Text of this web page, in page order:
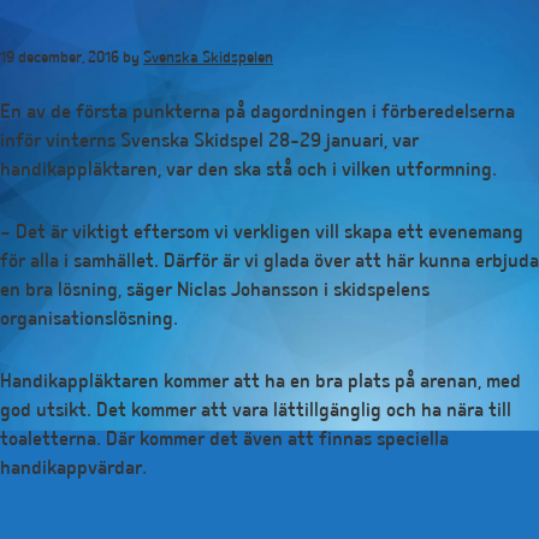
huvudinnehåll
19 december, 2016 by Svenska Skidspelen
En av de första punkterna på dagordningen i förberedelserna
inför vinterns Svenska Skidspel 28-29 januari, var
handikappläktaren, var den ska stå och i vilken utformning.
– Det är viktigt eftersom vi verkligen vill skapa ett evenemang
för alla i samhället. Därför är vi glada över att här kunna erbjuda
en bra lösning, säger Niclas Johansson i skidspelens
organisationslösning.
Handikappläktaren kommer att ha en bra plats på arenan, med
god utsikt. Det kommer att vara lättillgänglig och ha nära till
toaletterna. Där kommer det även att finnas speciella
handikappvärdar.